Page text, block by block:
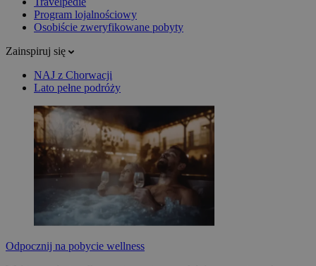
Program lojalnościowy
Osobiście zweryfikowane pobyty
Zainspiruj się
NAJ z Chorwacji
Lato pełne podróży
Odpocznij na pobycie wellness